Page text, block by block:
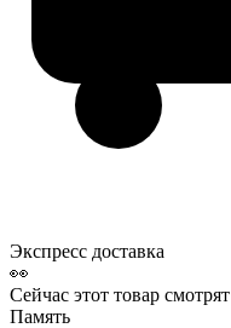
Экспресс доставка
👀
Сейчас этот товар смотрят
Память